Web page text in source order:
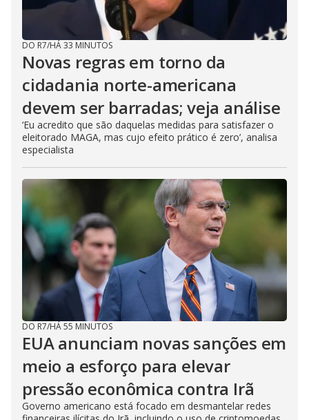
DO R7/HÁ 33 MINUTOS
Novas regras em torno da
cidadania norte-americana
devem ser barradas; veja análise
‘Eu acredito que são daquelas medidas para satisfazer o
eleitorado MAGA, mas cujo efeito prático é zero’, analisa
especialista
DO R7/HÁ 55 MINUTOS
EUA anunciam novas sanções em
meio a esforço para elevar
pressão econômica contra Irã
Governo americano está focado em desmantelar redes